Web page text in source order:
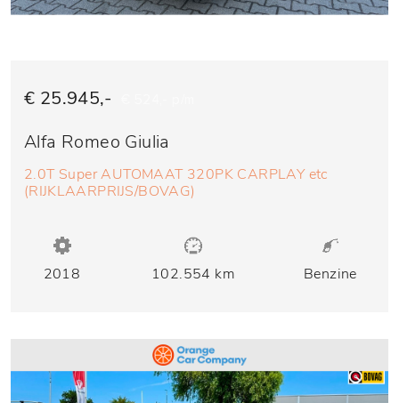
€ 25.945,-
Alfa Romeo Giulia
2.0T Super AUTOMAAT 320PK CARPLAY etc
(RIJKLAARPRIJS/BOVAG)
2018 102.554 km Benzine